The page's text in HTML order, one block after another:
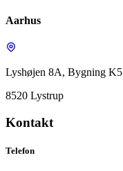
Aarhus
Lyshøjen 8A, Bygning K5
8520 Lystrup
Kontakt
Telefon